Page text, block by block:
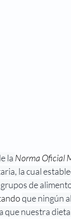
la Norma Oficial
la cual
de
que ningún
que nuestra